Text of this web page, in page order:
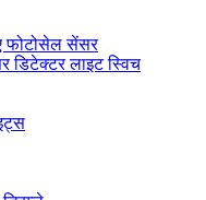
फोटोसेल सेंसर
लाइट स्विच